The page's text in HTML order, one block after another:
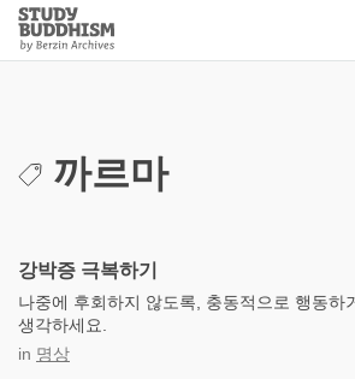
Close
Study
Buddhism
까르마
강박증 극복하기
나중에 후회하지 않도록, 충동적으로 행동하
생각하세요.
in 명상